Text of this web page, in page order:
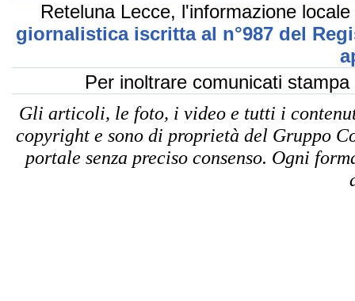
Reteluna Lecce, l'informazione
giornalistica iscritta al n°987 del
Per inoltrare comunicati
Gli articoli, le foto, i video e tutti i
copyright e sono di proprietà del Gruppo
portale senza preciso consenso. Ogni